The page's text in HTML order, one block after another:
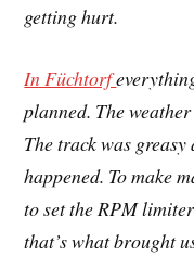
getting hurt.
In Füchtorf
planned. The
The track was
happened. To make
to set the RPM
that’s what brought